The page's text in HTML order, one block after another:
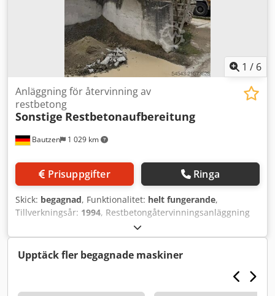
1 / 6
Bautzen 1 029 km
Anläggning för återvinning av
restbetong
Sonstige Restbetonaufbereitung
Prisuppgifter Ringa
Skick: begagnad, Funktionalitet: helt fungerande,
Tillverkningsår: 1994, Restbetongåtervinningsanläggning
Materiellmatning med skruvtransportör Crodpfxsywn U Rs
Amvef Pumpar Omrörare
Upptäck fler begagnade maskiner